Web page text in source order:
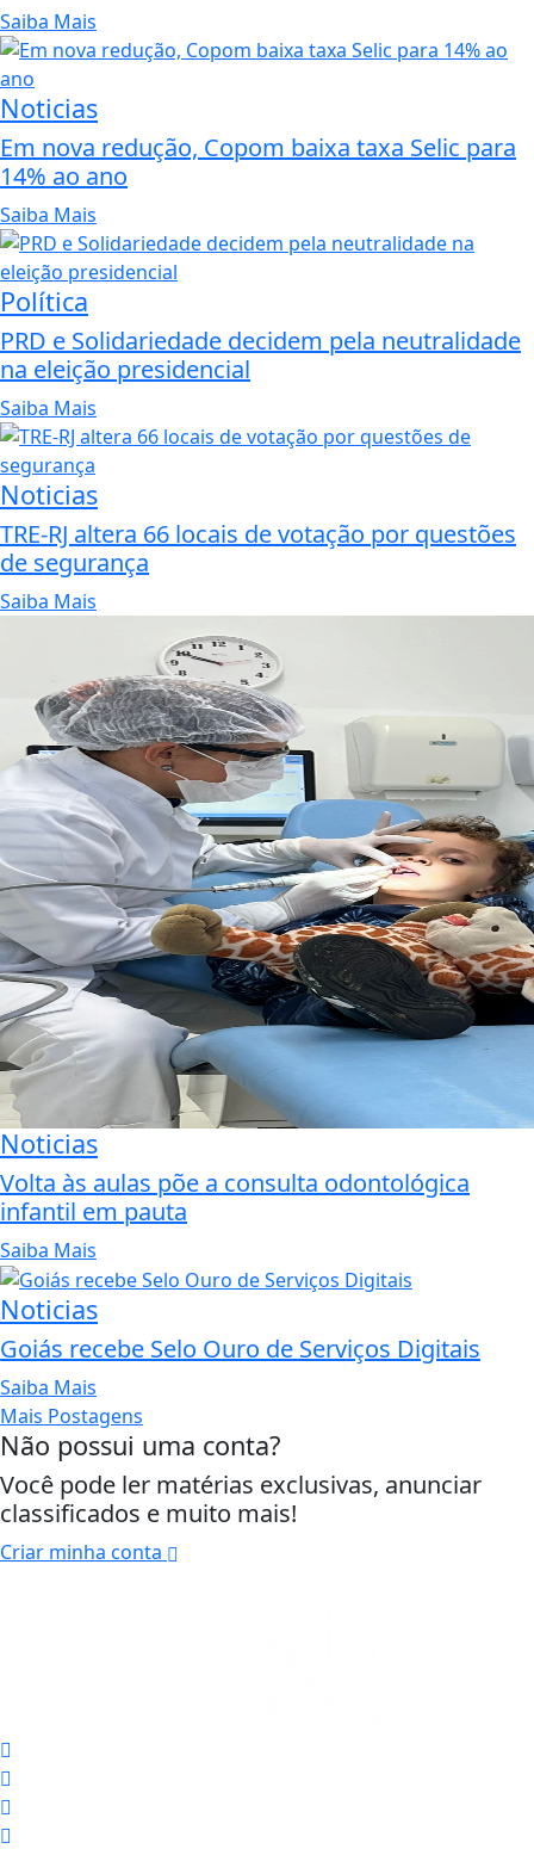
Saiba Mais
Noticias
Em nova redução, Copom baixa taxa Selic para
14% ao ano
Saiba Mais
Política
PRD e Solidariedade decidem pela neutralidade
na eleição presidencial
Saiba Mais
Noticias
TRE-RJ altera 66 locais de votação por questões
de segurança
Saiba Mais
Noticias
Volta às aulas põe a consulta odontológica
infantil em pauta
Saiba Mais
Noticias
Goiás recebe Selo Ouro de Serviços Digitais
Saiba Mais
Mais Postagens
Não possui uma conta?
Você pode ler matérias exclusivas, anunciar
classificados e muito mais!
Criar minha conta